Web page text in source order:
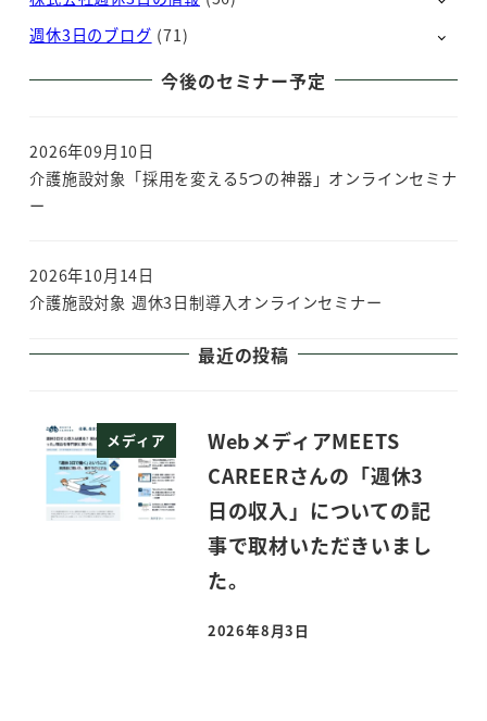
週休3日のブログ (71)
今後のセミナー予定
2026年09月10日
介護施設対象「採用を変える5つの神器」オンラインセミナ
ー
2026年10月14日
介護施設対象 週休3日制導入オンラインセミナー
最近の投稿
メディア
WebメディアMEETS
CAREERさんの「週休3
日の収入」についての記
事で取材いただきいまし
た。
投稿日
2026年8月3日